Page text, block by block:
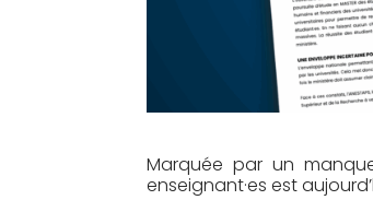
Marquée par un
enseignant·es est